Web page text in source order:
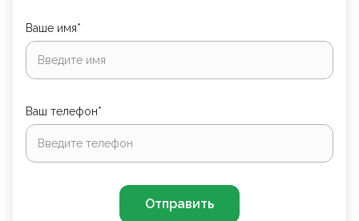
Ваше имя*
Ваш телефон*
Отправить